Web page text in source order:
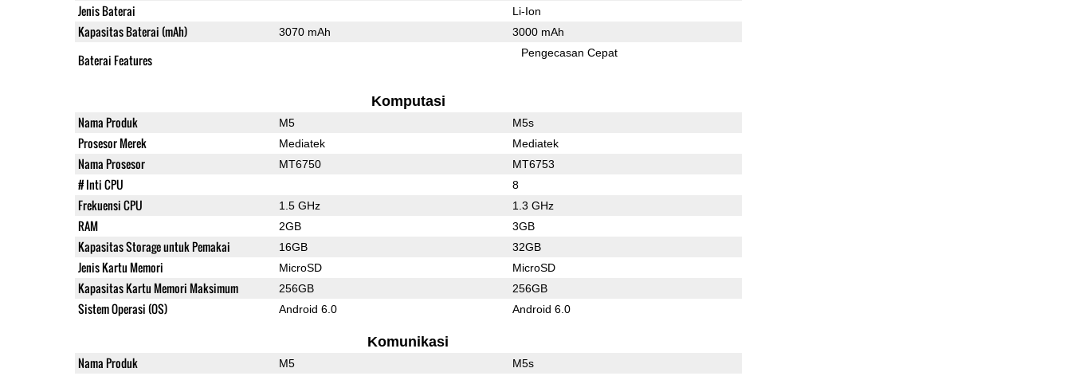
Jenis Baterai Li-Ion
Kapasitas Baterai (mAh) 3070 mAh 3000 mAh
Baterai Features Pengecasan Cepat
Komputasi
Nama Produk M5 M5s
Prosesor Merek Mediatek Mediatek
Nama Prosesor MT6750 MT6753
# Inti CPU 8
Frekuensi CPU 1.5 GHz 1.3 GHz
RAM 2GB 3GB
Kapasitas Storage untuk Pemakai 16GB 32GB
Jenis Kartu Memori MicroSD MicroSD
Kapasitas Kartu Memori Maksimum 256GB 256GB
Sistem Operasi (OS) Android 6.0 Android 6.0
Komunikasi
Nama Produk M5 M5s